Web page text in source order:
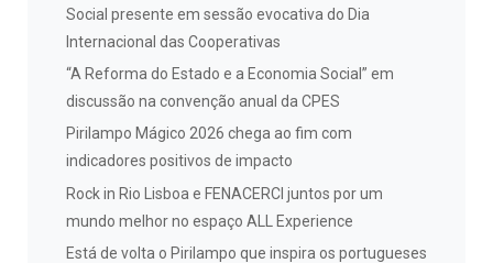
Social presente em sessão evocativa do Dia
Internacional das Cooperativas
“A Reforma do Estado e a Economia Social” em
discussão na convenção anual da CPES
Pirilampo Mágico 2026 chega ao fim com
indicadores positivos de impacto
Rock in Rio Lisboa e FENACERCI juntos por um
mundo melhor no espaço ALL Experience
Está de volta o Pirilampo que inspira os portugueses